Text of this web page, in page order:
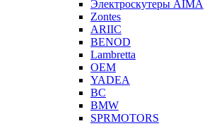
Электроскутеры AIMA
Zontes
ARIIC
BENOD
Lambretta
OEM
YADEA
BC
BMW
SPRMOTORS